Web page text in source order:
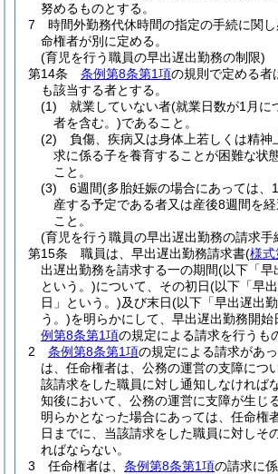
努めるものとする。
7
時間外勤務代休時間の指定の手続に関
命権者が別に定める。
(育児を行う職員の早出遅出勤務の制限)
第14条
条例第8条第1項の規則で定める者
も該当する者とする。
(1)
就業していない者(就業日数が1月に
者を含む。)であること。
(2)
負傷、疾病又は身体上若しくは精神
求に係る子を養育することが困難な状
こと。
(3)
6週間(多胎妊娠の場合にあっては、
産する予定である者又は産後8週間を
こと。
(育児を行う職員の早出遅出勤務の請求手
第15条
職員は、早出遅出勤務請求書(様式
出遅出勤務を請求する一の期間(以下「早
という。)について、その初日(以下「早
日」という。)及び末日(以下「早出遅出
う。)を明らかにして、早出遅出勤務開始
例第8条第1項の規定による請求を行うも
2
条例第8条第1項の規定による請求があ
は、任命権者は、公務の運営の支障につ
該請求をした職員に対し通知しなければ
知後において、公務の運営に支障が生じ
明らかとなった場合にあっては、任命権
日までに、当該請求をした職員に対しそ
ればならない。
3
任命権者は、 条例第8条第1項の請求に